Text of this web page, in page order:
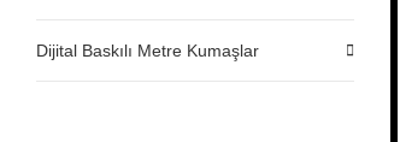
Dijital Baskılı Metre Kumaşlar